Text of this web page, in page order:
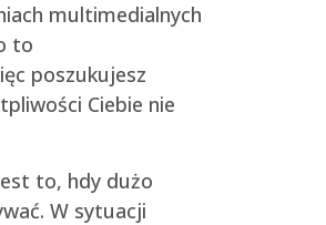
multimedialnych
to
poszukujesz
Ciebie nie
to, hdy dużo
W sytuacji